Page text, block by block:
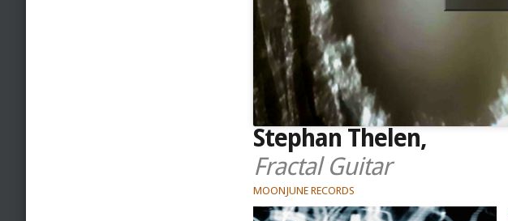
Stephan Thelen,
Fractal Guitar
MOONJUNE RECORDS